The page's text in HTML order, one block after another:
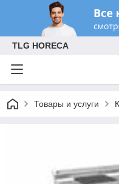
TLG HORECA
Товары и услуги